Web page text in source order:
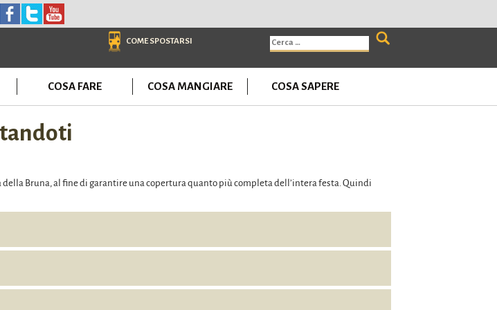
COME SPOSTARSI
Ricerca
per:
COSA FARE COSA MANGIARE COSA SAPERE
Bruna, al fine di garantire una copertura quanto più completa dell’intera festa. Quindi